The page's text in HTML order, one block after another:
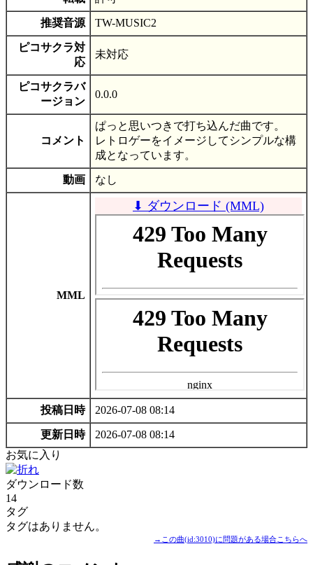
推奨音源 TW-MUSIC2
ピコサクラ対
応
未対応
ピコサクラバ
ージョン
0.0.0
コメント
ぱっと思いつきで打ち込んだ曲です。
レトロゲーをイメージしてシンプルな構
成となっています。
動画 なし
MML
⬇ ダウンロード (MML)
投稿日時 2026-07-08 08:14
更新日時
2026-07-08 08:14
お気に入り
ダウンロード数
14
タグ
タグはありません。
→この曲(id:3010)に問題がある場合こちらへ